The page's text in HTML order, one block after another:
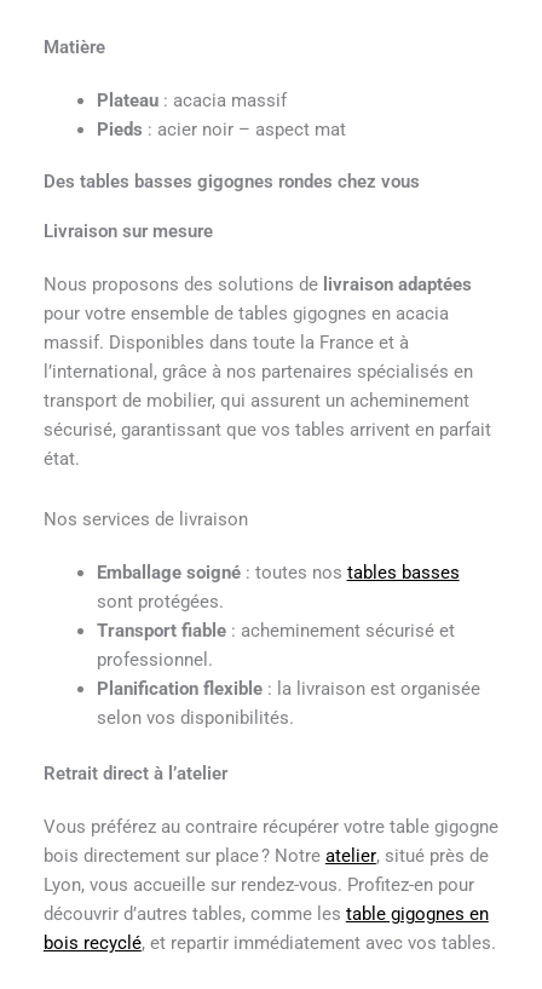
Matière
Plateau: acacia massif
Pieds : acier noir – aspect mat
Des tables basses gigognes rondes chez vous
Livraison sur mesure
Nous proposons des solutions de livraison adaptées
pour votre ensemble de tables gigognes en acacia
massif. Disponibles dans toute la France et à
l’international, grâce à nos partenaires spécialisés en
transport de mobilier, qui assurent un acheminement
sécurisé, garantissant que vos tables arrivent en parfait
état.
Nos services de livraison
Emballage soigné: toutes nos tables basses
sont protégées.
Transport fiable: acheminement sécurisé et
professionnel.
Planification flexible: la livraison est organisée
selon vos disponibilités.
Retrait direct à l’atelier
Vous préférez au contraire récupérer votre table gigogne
bois directement sur place ? Notre atelier, situé près de
Lyon, vous accueille sur rendez-vous. Profitez-en pour
découvrir d’autres tables, comme les table gigognes en
bois recyclé, et repartir immédiatement avec vos tables.